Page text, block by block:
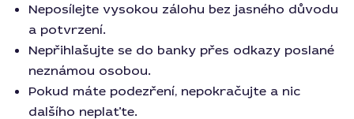
Neposílejte vysokou zálohu bez jasného důvodu
a potvrzení.
Nepřihlašujte se do banky přes odkazy poslané
neznámou osobou.
Pokud máte podezření, nepokračujte a nic
dalšího neplaťte.